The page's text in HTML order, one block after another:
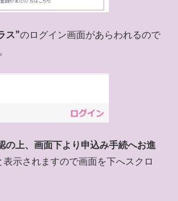
ス”のログイン画面があらわれるので
の上、画面下より申込み手続へお進
表示されますので画面を下へスクロ